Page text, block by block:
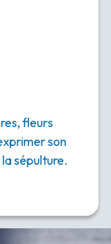
fleurs
son
sépulture.